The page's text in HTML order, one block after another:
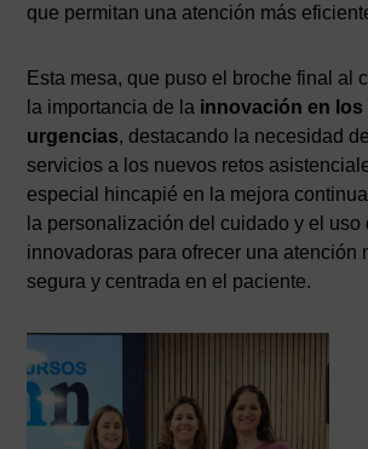
que permitan una atención más
Esta mesa, que puso el broche final al
la importancia de la innovación en
urgencias, destacando la necesidad
servicios a los nuevos retos
especial hincapié en la mejora
la personalización del cuidado y el uso
innovadoras para ofrecer una atención
segura y centrada en el paciente.